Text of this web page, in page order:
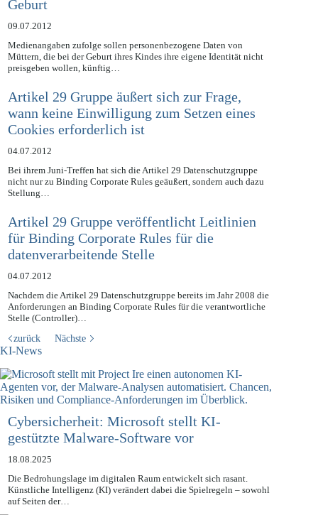
Geburt
09.07.2012
Medienangaben zufolge sollen personenbezogene Daten von
Müttern, die bei der Geburt ihres Kindes ihre eigene Identität nicht
preisgeben wollen, künftig…
Artikel 29 Gruppe äußert sich zur Frage,
wann keine Einwilligung zum Setzen eines
Cookies erforderlich ist
04.07.2012
Bei ihrem Juni-Treffen hat sich die Artikel 29 Datenschutzgruppe
nicht nur zu Binding Corporate Rules geäußert, sondern auch dazu
Stellung…
Artikel 29 Gruppe veröffentlicht Leitlinien
für Binding Corporate Rules für die
datenverarbeitende Stelle
04.07.2012
Nachdem die Artikel 29 Datenschutzgruppe bereits im Jahr 2008 die
Anforderungen an Binding Corporate Rules für die verantwortliche
Stelle (Controller)…
zurück
Nächste
KI-News
Cybersicherheit: Microsoft stellt KI-
gestützte Malware-Software vor
18.08.2025
Die Bedrohungslage im digitalen Raum entwickelt sich rasant.
Künstliche Intelligenz (KI) verändert dabei die Spielregeln – sowohl
auf Seiten der…